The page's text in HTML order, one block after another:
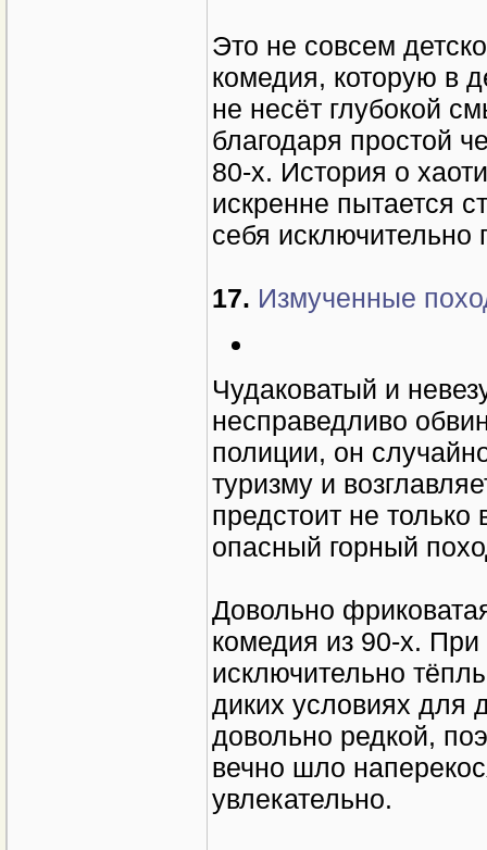
Это не совсем
комедия, которую в
не несёт глубокой
благодаря простой
80-х. История о
искренне пытается
себя
17. Измученные
Чудаковатый и
несправедливо
полиции, он
туризму и
предстоит не
опасный горный
Довольно
комедия из 90-х.
исключительно
диких условиях для
довольно редкой,
вечно шло
увлекательно.